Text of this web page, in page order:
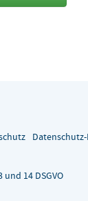
14 DSGVO